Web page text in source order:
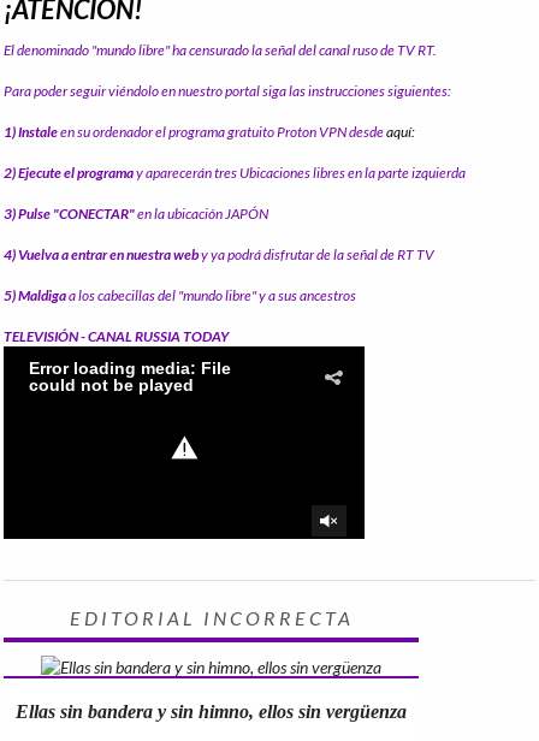
¡ATENCIÓN!
El denominado "mundo libre" ha censurado la señal del canal ruso de TV RT.
Para poder seguir viéndolo en nuestro portal siga las instrucciones siguientes:
1) Instaleen su ordenador el programa gratuito Proton VPN desdeaquí:
2) Ejecute el programay aparecerán tres Ubicaciones libres en la parte izquierda
3) Pulse "CONECTAR"en la ubicación JAPÓN
4) Vuelva a entrar en nuestra weby ya podrá disfrutar de la señal de RT TV
5) Maldigaa los cabecillas del "mundo libre" y a sus ancestros
TELEVISIÓN - CANAL RUSSIA TODAY
EDITORIAL INCORRECTA
Ellas sin bandera y sin himno, ellos sin vergüenza